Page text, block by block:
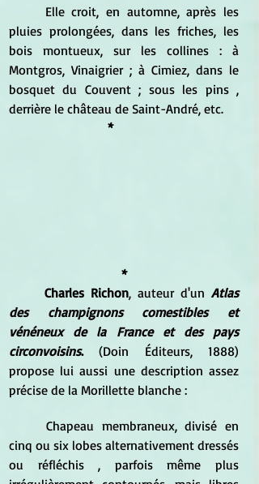
pluies prolongées, dans les friches, les
bois montueux, sur les collines : à
Montgros, Vinaigrier ; à Cimiez, dans le
bosquet du Couvent ; sous les pins ,
derrière le château de Saint-André, etc.
*
*
Charles Richon, auteur d'un Atlas
des champignons comestibles et
vénéneux de la France et des pays
circonvoisins. (Doin Éditeurs, 1888)
propose lui aussi une description assez
précise de la Morillette blanche :
cinq ou six lobes alternativement dressés
ou réfléchis , parfois même plus